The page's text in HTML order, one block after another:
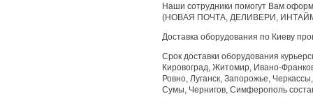
Наши сотрудники помогут Вам
(НОВАЯ ПОЧТА, ДЕЛИВЕРИ,
Доставка оборудования по Киеву
Срок доставки оборудования
Кировоград, Житомир, Ивано-
Ровно, Луганск, Запорожье,
Сумы, Чернигов, Симферополь